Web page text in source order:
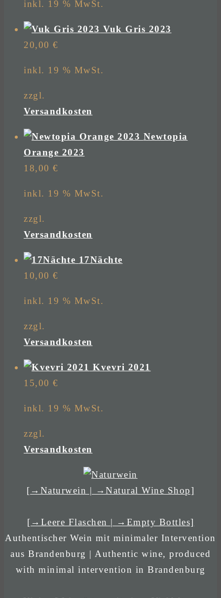
inkl. 19 % MwSt.
Vuk Gris 2023
20,00 €
inkl. 19 % MwSt.
zzgl.
Versandkosten
Newtopia
Orange 2023
18,00 €
inkl. 19 % MwSt.
zzgl.
Versandkosten
17Nächte
10,00 €
inkl. 19 % MwSt.
zzgl.
Versandkosten
Kvevri 2021
15,00 €
inkl. 19 % MwSt.
zzgl.
Versandkosten
[→Naturwein | →Natural Wine Shop]
[→Leere Flaschen | →Empty Bottles]
Authentischer Wein mit minimaler Intervention
aus Brandenburg | Authentic wine, produced
with minimal intervention in Brandenburg